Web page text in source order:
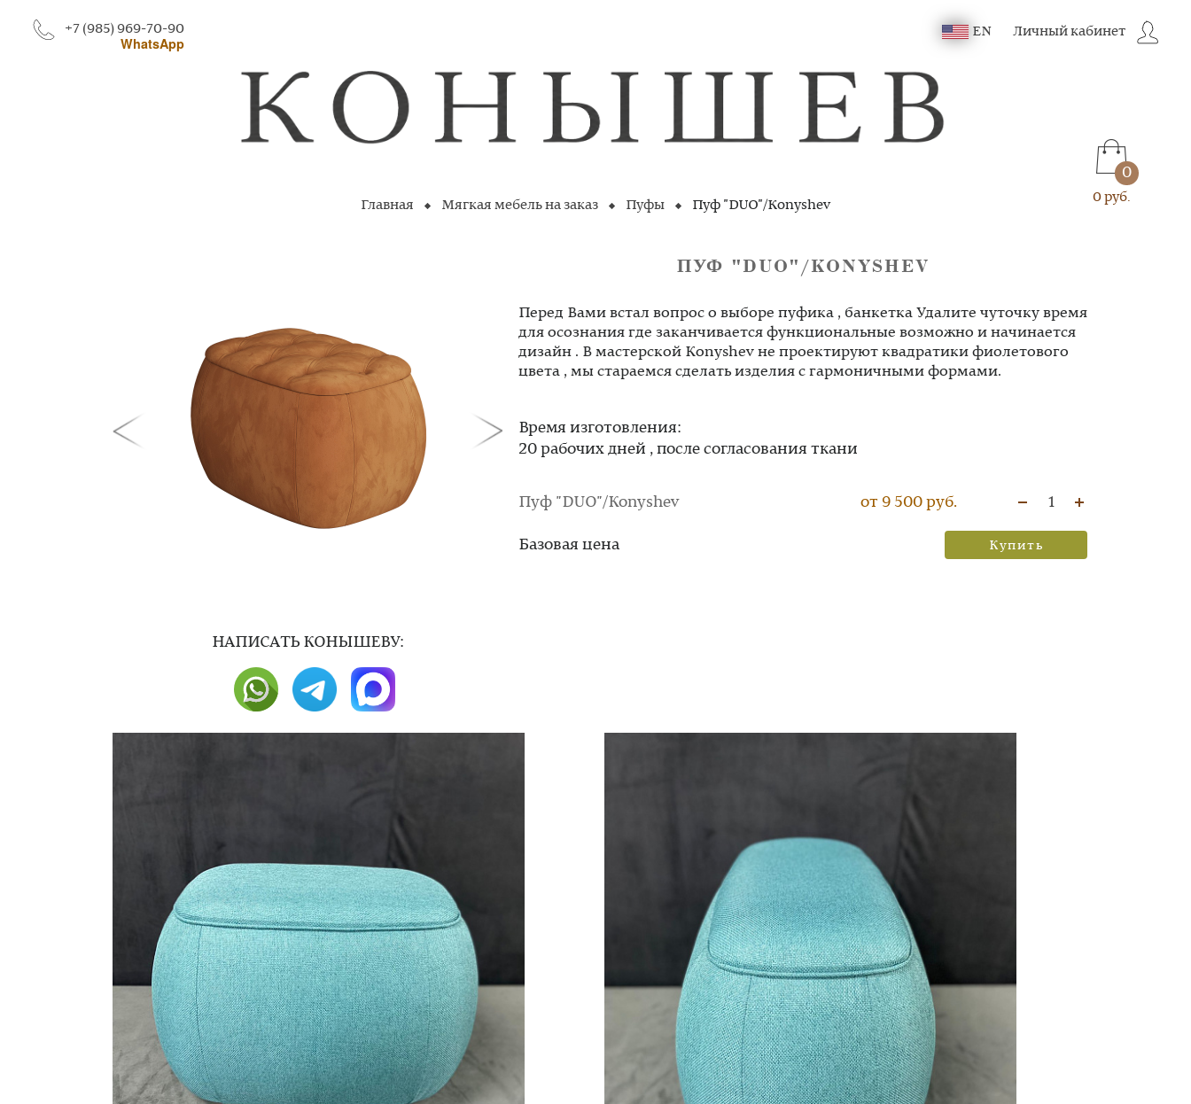
+7 (985) 969-70-90
WhatsApp
EN Личный кабинет
0
0 руб.
Главная Мягкая мебель на заказ Пуфы Пуф "DUO"/Konyshev
НAПИСАТЬ КОНЫШЕВУ:
ПУФ "DUO"/KONYSHEV
Перед Вами встал вопрос о выборе пуфика , банкетка Удалите чуточку время
для осознания где заканчивается функциональные возможно и начинается
дизайн . В мастерской Konyshev не проектируют квадратики фиолетового
цвета , мы стараемся сделать изделия с гармоничными формами.
Время изготовления:
20 рабочих дней , после согласования ткани
Пуф "DUO"/Konyshev от 9 500 руб. 1
Базовая цена Купить